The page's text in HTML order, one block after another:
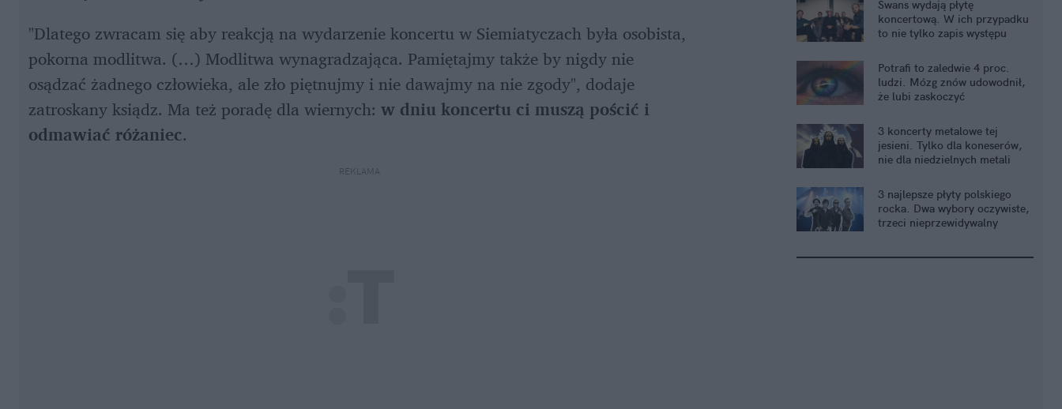
"Dlatego zwracam się aby reakcją na wydarzenie koncertu w Siemiatyczach była osobista,
pokorna modlitwa. (…) Modlitwa wynagradzająca. Pamiętajmy także by nigdy nie
osądzać żadnego człowieka, ale zło piętnujmy i nie dawajmy na nie zgody", dodaje
zatroskany ksiądz. Ma też poradę dla wiernych: w dniu koncertu ci muszą pościć i
odmawiać różaniec.
REKLAMA
Swans wydają płytę
koncertową. W ich przypadku
to nie tylko zapis występu
Potrafi to zaledwie 4 proc.
ludzi. Mózg znów udowodnił,
że lubi zaskoczyć
3 koncerty metalowe tej
jesieni. Tylko dla koneserów,
nie dla niedzielnych metali
3 najlepsze płyty polskiego
rocka. Dwa wybory oczywiste,
trzeci nieprzewidywalny